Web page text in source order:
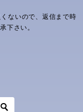
ないので、返信まで時
下さい。